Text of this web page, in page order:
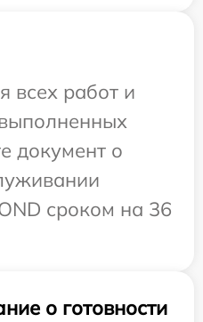
всех работ и
документ о
сроком на 36
о готовности